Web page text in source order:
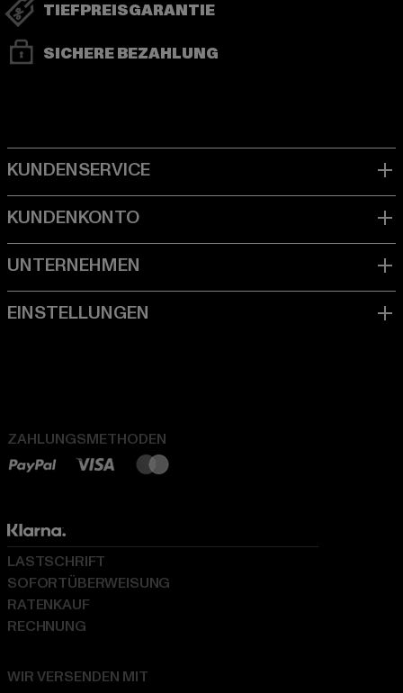
TIEFPREISGARANTIE
SICHERE BEZAHLUNG
ZAHLUNGSMETHODEN
WIR VERSENDEN MIT
LASTSCHRIFT
SOFORTÜBERWEISUNG
RATENKAUF
RECHNUNG